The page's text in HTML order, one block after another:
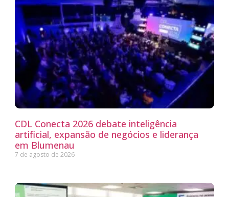
CDL Conecta 2026 debate inteligência
artificial, expansão de negócios e liderança
em Blumenau
7 de agosto de 2026